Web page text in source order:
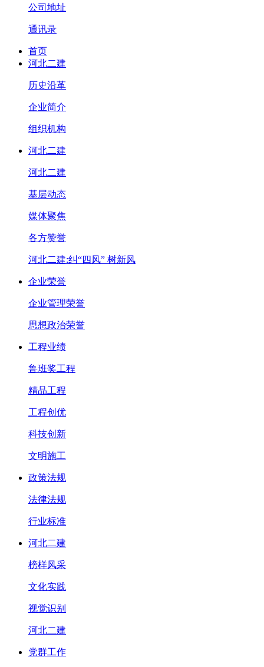
公司地址
通讯录
首页
河北二建
历史沿革
企业简介
组织机构
河北二建
河北二建
基层动态
媒体聚焦
各方赞誉
河北二建:纠“四风” 树新风
企业荣誉
企业管理荣誉
思想政治荣誉
工程业绩
鲁班奖工程
精品工程
工程创优
科技创新
文明施工
政策法规
法律法规
行业标准
河北二建
榜样风采
文化实践
视觉识别
河北二建
党群工作